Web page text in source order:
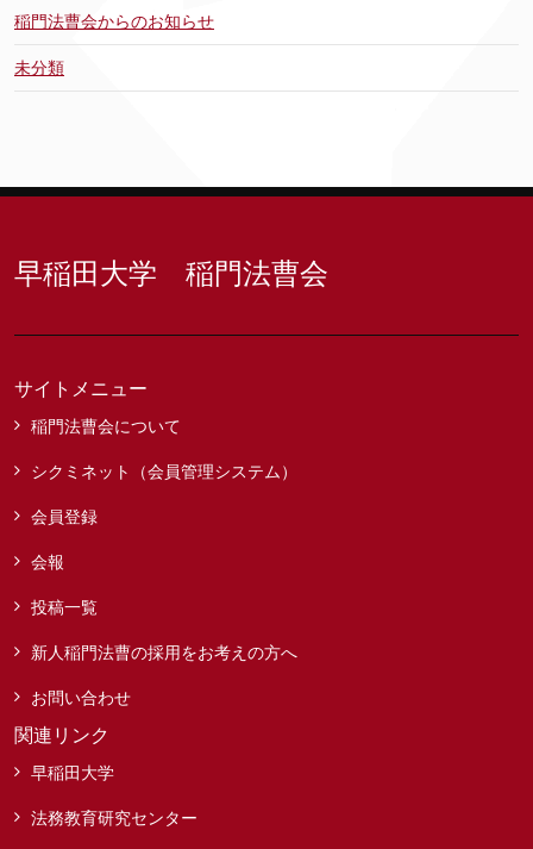
稲門法曹会からのお知らせ
未分類
早稲田大学 稲門法曹会
サイトメニュー
稲門法曹会について
シクミネット（会員管理システム）
会員登録
会報
投稿一覧
新人稲門法曹の採用をお考えの方へ
お問い合わせ
関連リンク
早稲田大学
法務教育研究センター